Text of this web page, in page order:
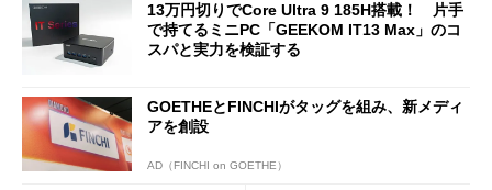
13万円切りでCore Ultra 9 185H搭載！ 片手
で持てるミニPC「GEEKOM IT13 Max」のコ
スパと実力を検証する
GOETHEとFINCHIがタッグを組み、新メディ
アを創設
AD（FINCHI on GOETHE）